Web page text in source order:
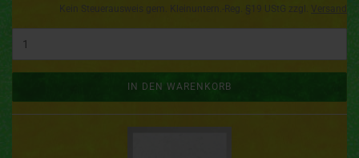
IN DEN WARENKORB